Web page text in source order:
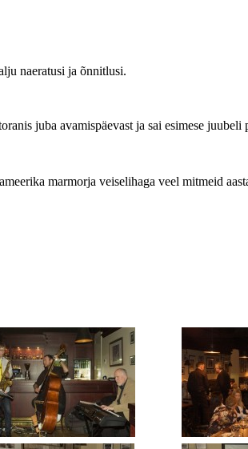
naeratusi ja õnnitlusi.
juba avamispäevast ja sai esimese
marmorja veiselihaga veel mitmeid